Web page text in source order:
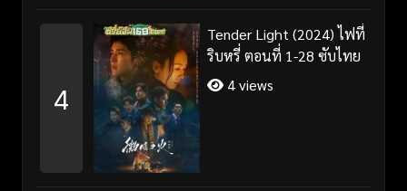
4
Tender Light (2024) ไฟที่
ริบหรี่ ตอนที่ 1-28 ซับไทย
4 views